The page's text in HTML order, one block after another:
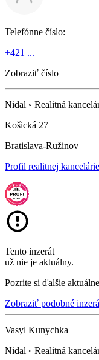
Telefónne číslo:
+421 ...
Zobraziť číslo
Nidal ◦ Realitná
Košická 27
Bratislava-Ružinov
Profil realitnej kancelárie
Tento inzerát
už nie je aktuálny.
Pozrite si ďalšie
Zobraziť podobné
Vasyl Kunychka
Nidal ◦ Realitná